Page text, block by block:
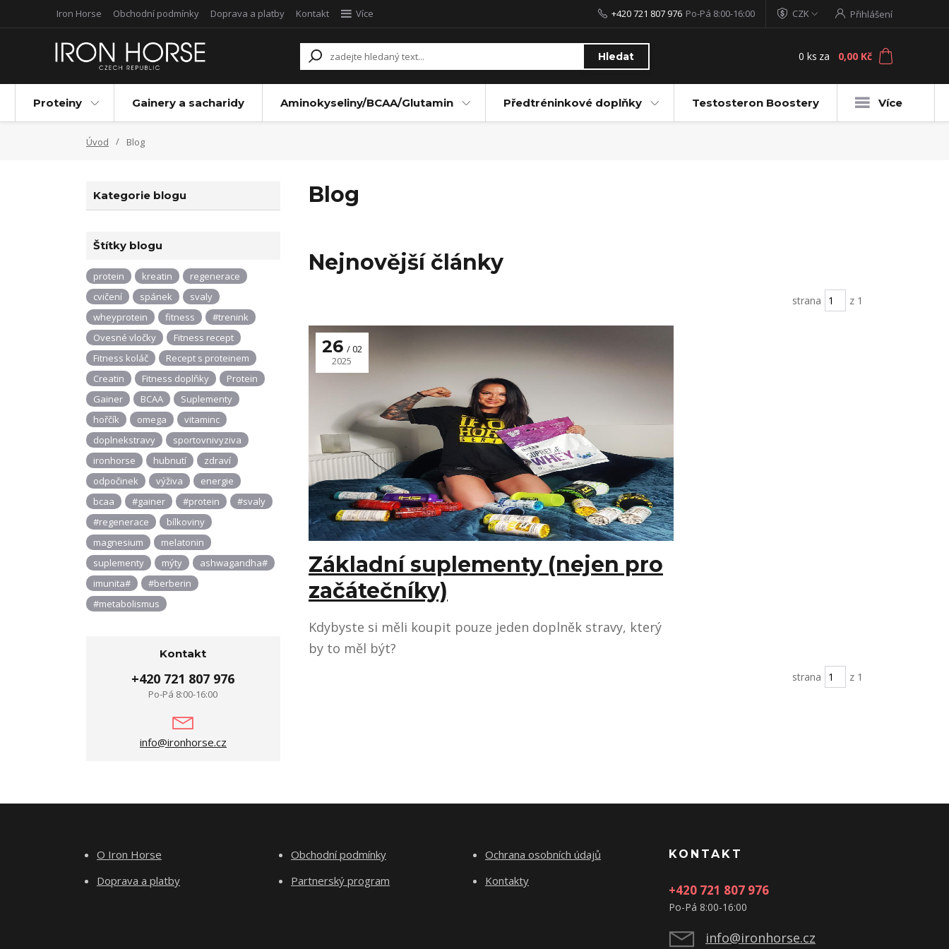
Iron Horse Obchodní podmínky Doprava a platby Kontakt Více CZK Přihlášení
Hledat
+420 721 807 976 Po-Pá 8:00-16:00
0 ks za 0,00 Kč
Proteiny Gainery a sacharidy Aminokyseliny/BCAA/Glutamin Předtréninkové doplňky Testosteron Boostery Více
Úvod Blog
Kategorie blogu
Štítky blogu
protein kreatin
regenerace
cvičení
spánek
svaly
wheyprotein
fitness
#trenink
Ovesné vločky
Fitness recept
Fitness koláč
Recept s proteinem
Creatin
Fitness doplňky
Protein
Gainer
BCAA
Suplementy
hořčík
omega
vitaminc
doplnekstravy
sportovnivyziva
ironhorse
hubnutí
zdraví
odpočinek
výživa
energie
bcaa
#gainer #protein
#svaly
#regenerace
bílkoviny
magnesium
melatonin
suplementy
mýty
ashwagandha#
imunita#
#berberin
#metabolismus
Kontakt
+420 721 807 976
Po-Pá 8:00-16:00
info@ironhorse.cz
Blog
Nejnovější články
strana z 1
Základní suplementy (nejen pro
začátečníky)
26
02
2025
Kdybyste si měli koupit pouze jeden doplněk stravy, který
by to měl být?
strana z 1
O Iron Horse
Doprava a platby
Obchodní podmínky
Partnerský program
Ochrana osobních údajů
Kontakty
KONTAKT
+420 721 807 976
Po-Pá 8:00-16:00
info@ironhorse.cz